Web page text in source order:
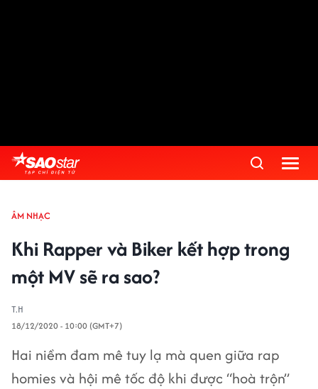
ÂM NHẠC
Khi Rapper và Biker kết hợp trong
một MV sẽ ra sao?
T.H
18/12/2020 - 10:00 (GMT+7)
Hai niềm đam mê tuy lạ mà quen giữa rap
homies và hội mê tốc độ khi được “hoà trộn”